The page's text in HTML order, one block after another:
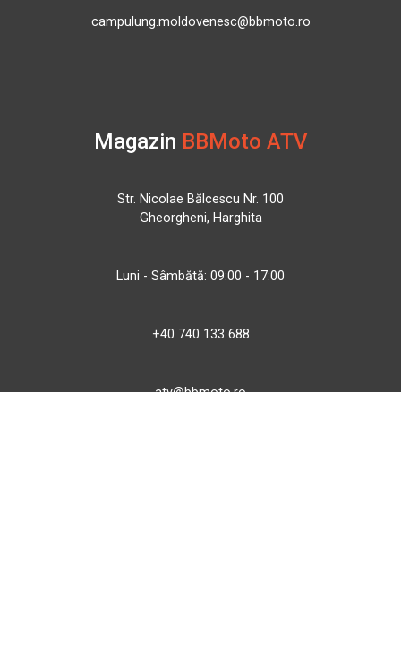
campulung.moldovenesc@bbmoto.ro
Magazin BBMoto ATV
Str. Nicolae Bălcescu Nr. 100
Gheorgheni, Harghita
Luni - Sâmbătă: 09:00 - 17:00
+40 740 133 688
atv@bbmoto.ro